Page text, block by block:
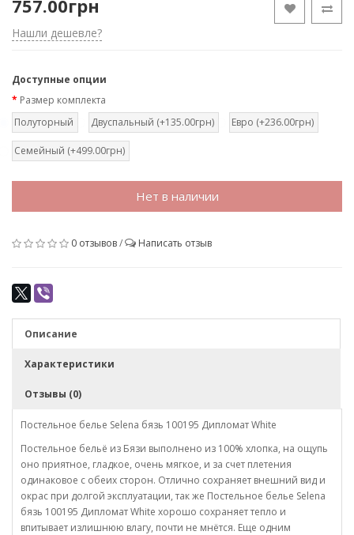
757.00грн
Нашли дешевле?
Доступные опции
Размер комплекта
Полуторный
Двуспальный (+135.00грн) Евро (+236.00грн)
Семейный (+499.00грн)
Нет в наличии
0 отзывов/ Написать отзыв
Описание
Характеристики
Отзывы (0)
Постельное белье Selena бязь 100195 Дипломат White
Постельное бельё из Бязи выполнено из 100% хлопка, на ощупь
оно приятное, гладкое, очень мягкое, и за счет плетения
одинаковое с обеих сторон. Отлично сохраняет внешний вид и
окрас при долгой эксплуатации, так же Постельное белье Selena
бязь 100195 Дипломат White хорошо сохраняет тепло и
впитывает излишнюю влагу, почти не мнётся. Еще одним